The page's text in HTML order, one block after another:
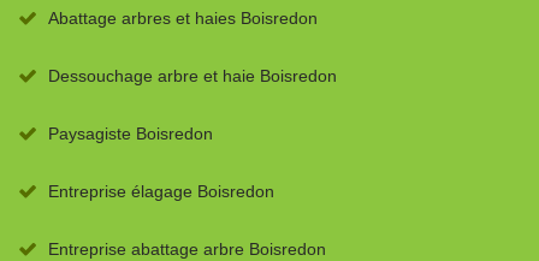
Abattage arbres et haies Boisredon
Dessouchage arbre et haie Boisredon
Paysagiste Boisredon
Entreprise élagage Boisredon
Entreprise abattage arbre Boisredon